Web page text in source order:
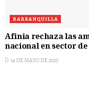
BARRANQUILLA
Afinia rechaza las
nacional en sector
14 DE MAYO DE 2025